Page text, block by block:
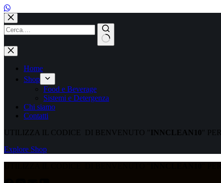
al
contenuto
Nessun
risultato
Home
Shop
Food e Beverage
Sistemi e Detergenza
Chi siamo
Contatti
UTILIZZA IL CODICE DI BENVENUTO " INNCLEAN10"
Explore Shop